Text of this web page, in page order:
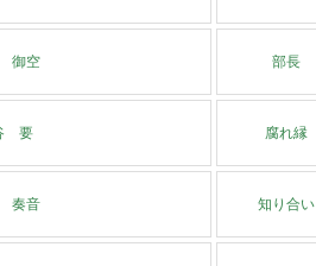
御空 部長
要 腐れ縁
奏音 知り合い